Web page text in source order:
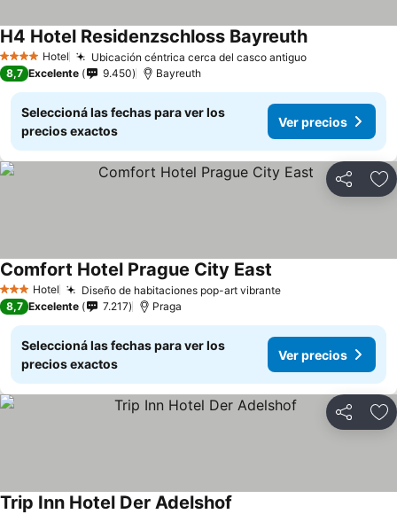
4 EstrellasHotel Ubicación céntrica cerca del casco antiguo
H4 Hotel Residenzschloss Bayreuth
8,7 Excelente 9.450 Bayreuth
Seleccioná las fechas para ver los
precios exactos
Ver precios
Compartir
3 Estrellas
Hotel Diseño de habitaciones pop-art vibrante
Comfort Hotel Prague City East
8,7 Excelente 7.217 Praga
Seleccioná las fechas para ver los
precios exactos
Ver precios
Compartir
Trip Inn Hotel Der Adelshof